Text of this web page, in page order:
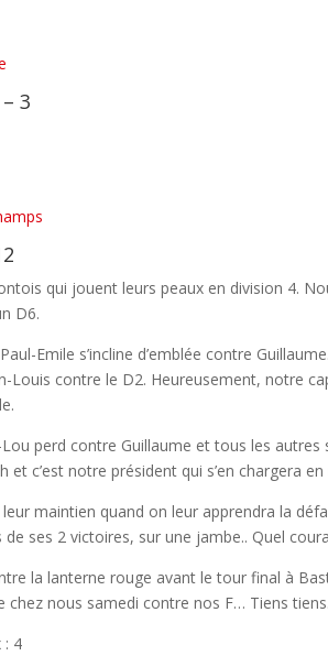
3
qui jouent leurs peaux en division 4.
D6.
Emile s’incline d’emblée contre
Louis contre le D2. Heureusement, notre
perd contre Guillaume et tous les autres
et c’est notre président qui s’en chargera
maintien quand on leur apprendra la
ses 2 victoires, sur une jambe.. Quel
la lanterne rouge avant le tour final à
chez nous samedi contre nos F… Tiens
: 4